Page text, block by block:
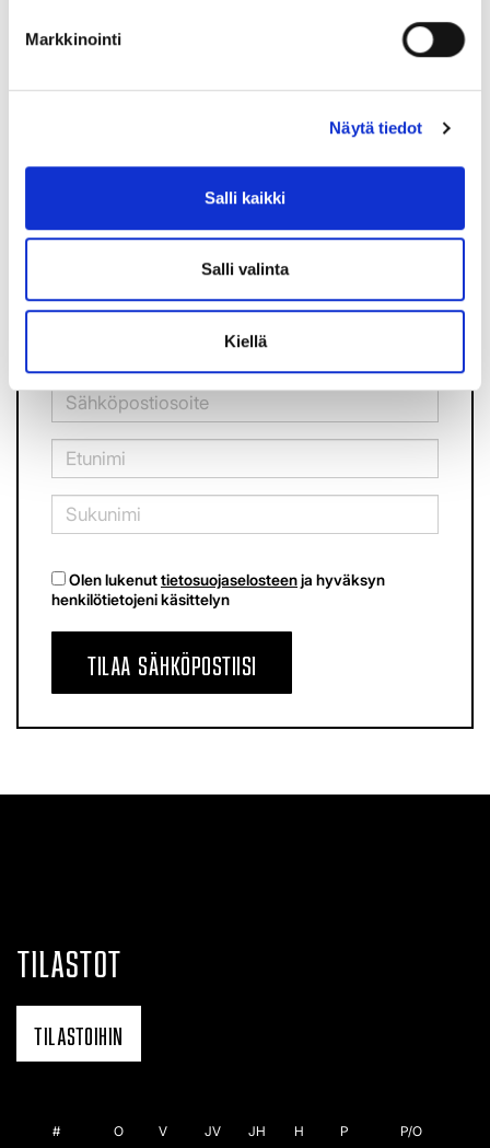
Markkinointi
Näytä tiedot
Salli kaikki
Salli valinta
Kiellä
OSTA LIPUT
TPS uutiskirje
Olen lukenuttietosuojaselosteenja hyväksyn
henkilötietojeni käsittelyn
TILAA SÄHKÖPOSTIISI
TILASTOT
TILASTOIHIN
# O V JV JH H P P/O